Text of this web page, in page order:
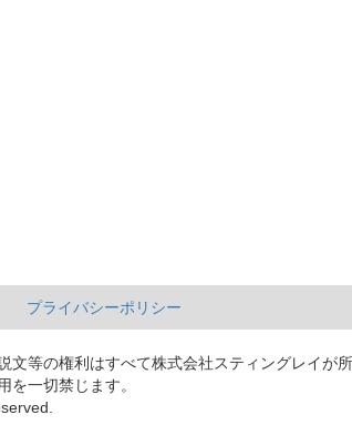
プライバシーポリシー
文等の権利はすべて株式会社スティングレイが
を一切禁じます。